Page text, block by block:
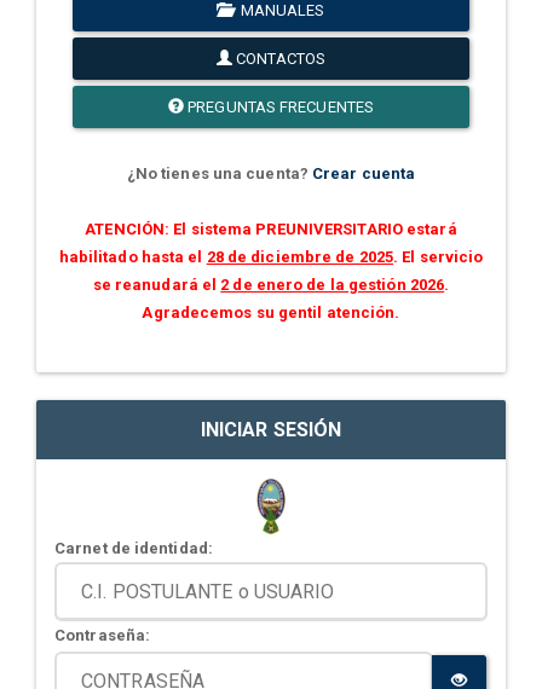
MANUALES
CONTACTOS
PREGUNTAS FRECUENTES
¿No tienes una cuenta? Crear cuenta
ATENCIÓN: El sistema PREUNIVERSITARIO estará
habilitado hasta el 28 de diciembre de 2025. El servicio
se reanudará el 2 de enero de la gestión 2026.
Agradecemos su gentil atención.
INICIAR SESIÓN
Carnet de identidad:
Contraseña: